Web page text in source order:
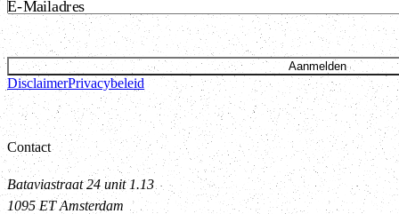
E-Mailadres
Aanmelden
DisclaimerPrivacybeleid
Contact
Bataviastraat 24 unit 1.13
1095 ET Amsterdam